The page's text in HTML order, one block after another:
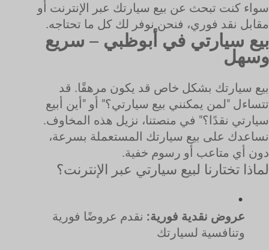
سواء كنت تبحث عن بيع سيارتك عبر الإنترنت أو
مقابل نقد فوري، فنحن نوفر لك كل ما تحتاجه.
بيع سيارتي في أبوظبي – سريع
وسهل
بيع سيارتك بشكل خاص قد يكون مرهقًا. قد
تتساءل "لمن يمكنني بيع سيارتي؟" أو "أين أبيع
سيارتي نقدًا؟" في منصتنا، نزيل هذه المخاوف.
نساعدك على بيع سيارتك المستعملة بسرعة،
دون أي متاعب أو رسوم خفية.
لماذا تختارنا لبيع سيارتي عبر الإنترنت؟
عروض نقدية فورية: نقدم عروضًا فورية
وتنافسية لسيارتك